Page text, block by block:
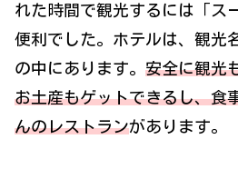
れた時間で観光するには「ス
便利でした。ホテルは、観光
の中にあります。 安全に観光
お土産もゲットできるし、食
んのレストランがあります。